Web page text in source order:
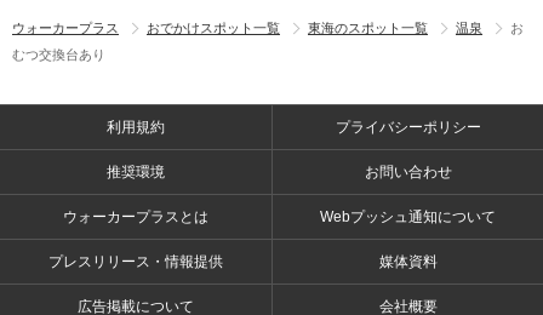
ウォーカープラス おでかけスポット一覧 東海のスポット一覧 温泉
お
むつ交換台あり
利用規約 プライバシーポリシー
推奨環境 お問い合わせ
ウォーカープラスとは Webプッシュ通知について
プレスリリース・情報提供 媒体資料
広告掲載について 会社概要